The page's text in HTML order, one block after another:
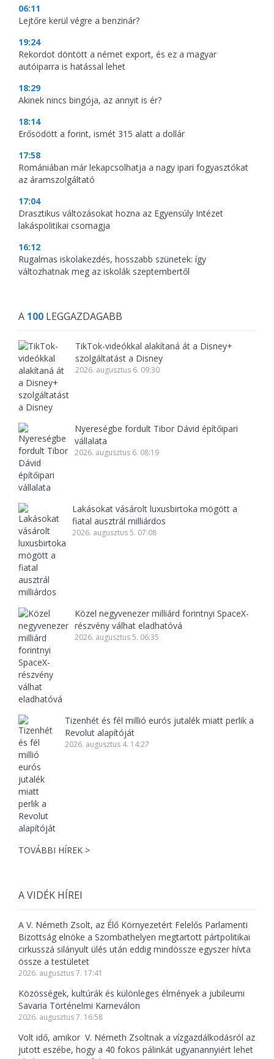
06:11
Lejtőre kerül végre a benzinár?
19:24
Rekordot döntött a német export, és ez a magyar
autóiparra is hatással lehet
18:29
Akinek nincs bingója, az annyit is ér?
18:14
Erősödött a forint, ismét 315 alatt a dollár
17:58
Romániában már lekapcsolhatja a nagy ipari fogyasztókat
az áramszolgáltató
17:04
Drasztikus változásokat hozna az Egyensúly Intézet
lakáspolitikai csomagja
16:12
Rugalmas iskolakezdés, hosszabb szünetek: így
változhatnak meg az iskolák szeptembertől
A 100 LEGGAZDAGABB
TikTok-videókkal alakítaná át a Disney+
szolgáltatást a Disney
2026. augusztus 6. 09:30
Nyereségbe fordult Tibor Dávid építőipari
vállalata
2026. augusztus 6. 08:19
Lakásokat vásárolt luxusbirtoka mögött a
fiatal ausztrál milliárdos
2026. augusztus 5. 07:08
Közel negyvenezer milliárd forintnyi SpaceX-
részvény válhat eladhatóvá
2026. augusztus 5. 06:35
Tizenhét és fél millió eurós jutalék miatt perlik a
Revolut alapítóját
2026. augusztus 4. 14:27
TOVÁBBI HÍREK >
A VIDÉK HÍREI
A V. Németh Zsolt, az Élő Környezetért Felelős Parlamenti
Bizottság elnöke a Szombathelyen megtartott pártpolitikai
cirkusszá silányult ülés után eddig mindössze egyszer hívta
össze a testületet
2026. augusztus 7. 17:41
Közösségek, kultúrák és különleges élmények a jubileumi
Savaria Történelmi Karneválon
2026. augusztus 7. 16:58
Volt idő, amikor V. Németh Zsoltnak a vízgazdálkodásról az
jutott eszébe, hogy a 40 fokos pálinkát ugyanannyiért lehet